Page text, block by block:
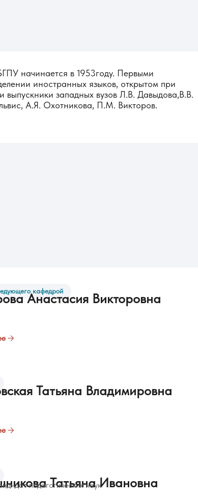
начинается в 1953году. Первыми
иностранных языков, открытом при
выпускники западных вузов Л.В. Давыдова,В.В.
А.Я. Охотникова, П.М. Викторов.
кафедрой
Анастасия Викторовна
Татьяна Владимировна
Татьяна Ивановна
педагогических наук